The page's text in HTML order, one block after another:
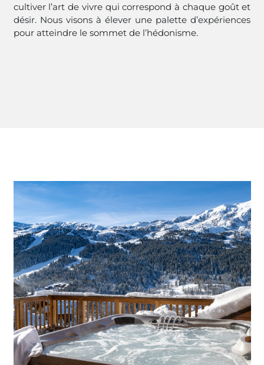
cultiver l’art de vivre qui correspond à chaque goût et
désir. Nous visons à élever une palette d’expériences
pour atteindre le sommet de l’hédonisme.